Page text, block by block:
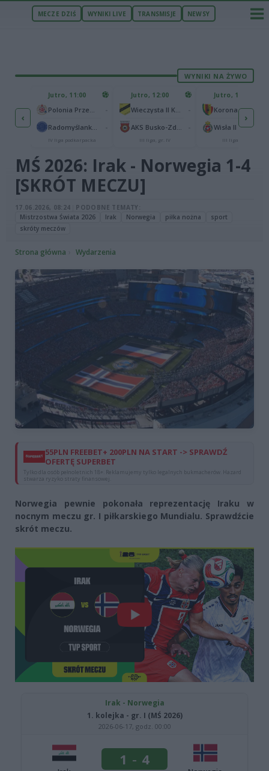
MECZE DZIŚ WYNIKI LIVE TRANSMISJE NEWSY
WYNIKI NA ŻYWO
‹
1
1
Jutro, 11:00
IV liga podkarpacka
Jutro, 12:00
III liga, gr. IV
Jutro, 12:00
Korona II Kielce
Wisła II Kraków
III liga, gr. IV
›
MŚ 2026: Irak - Norwegia 1-4
[SKRÓT MECZU]
17.06.2026, 08:24
PODOBNE TEMATY:
Mistrzostwa Świata 2026
Irak Norwegia piłka nożna
sport
skróty meczów
Strona główna Wydarzenia
55PLN FREEBET+ 200PLN NA START -> SPRAWDŹ
OFERTĘ SUPERBET
Tylko dla osób pełnoletnich 18+. Reklamujemy tylko legalnych bukmacherów. Hazard
stwarza ryzyko straty finansowej.
Norwegia pewnie pokonała reprezentację Iraku w
nocnym meczu gr. I piłkarskiego Mundialu. Sprawdźcie
skrót meczu.